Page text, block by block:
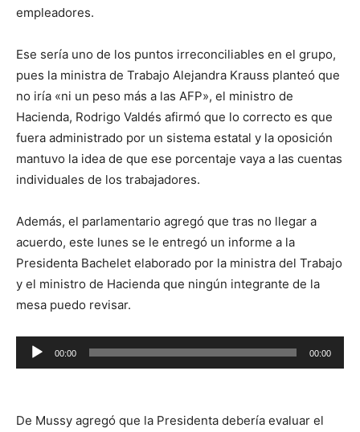
empleadores.
Ese sería uno de los puntos irreconciliables en el grupo,
pues la ministra de Trabajo Alejandra Krauss planteó que
no iría «ni un peso más a las AFP», el ministro de
Hacienda, Rodrigo Valdés afirmó que lo correcto es que
fuera administrado por un sistema estatal y la oposición
mantuvo la idea de que ese porcentaje vaya a las cuentas
individuales de los trabajadores.
Además, el parlamentario agregó que tras no llegar a
acuerdo, este lunes se le entregó un informe a la
Presidenta Bachelet elaborado por la ministra del Trabajo
y el ministro de Hacienda que ningún integrante de la
mesa puedo revisar.
Reproductor
de
00:00 00:00
De Mussy agregó que la Presidenta debería evaluar el